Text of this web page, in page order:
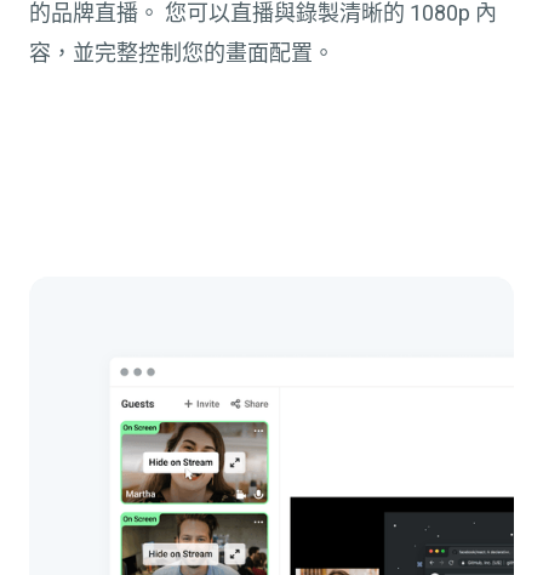
的品牌直播。 您可以直播與錄製清晰的 1080p 內
容，並完整控制您的畫面配置。